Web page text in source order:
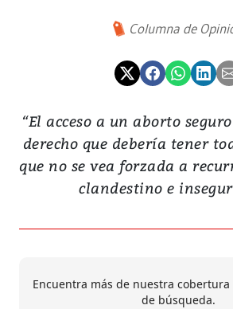
Columna de
“El acceso a un aborto
derecho que debería tener
que no se vea forzada a
clandestino e
Encuentra más de nuestra
de búsqueda.